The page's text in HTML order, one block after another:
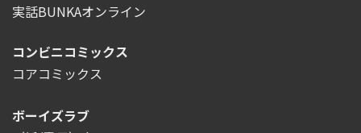
実話BUNKAオンライン
コンビニコミックス
コアコミックス
ボーイズラブ